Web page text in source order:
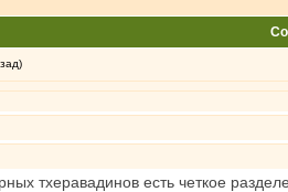
тхеравадинов есть четкое